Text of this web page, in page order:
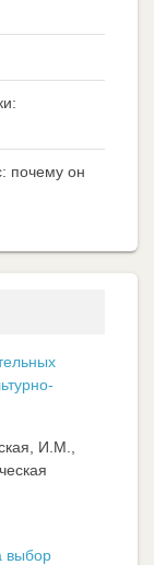
почему он
И.М.,
выбор